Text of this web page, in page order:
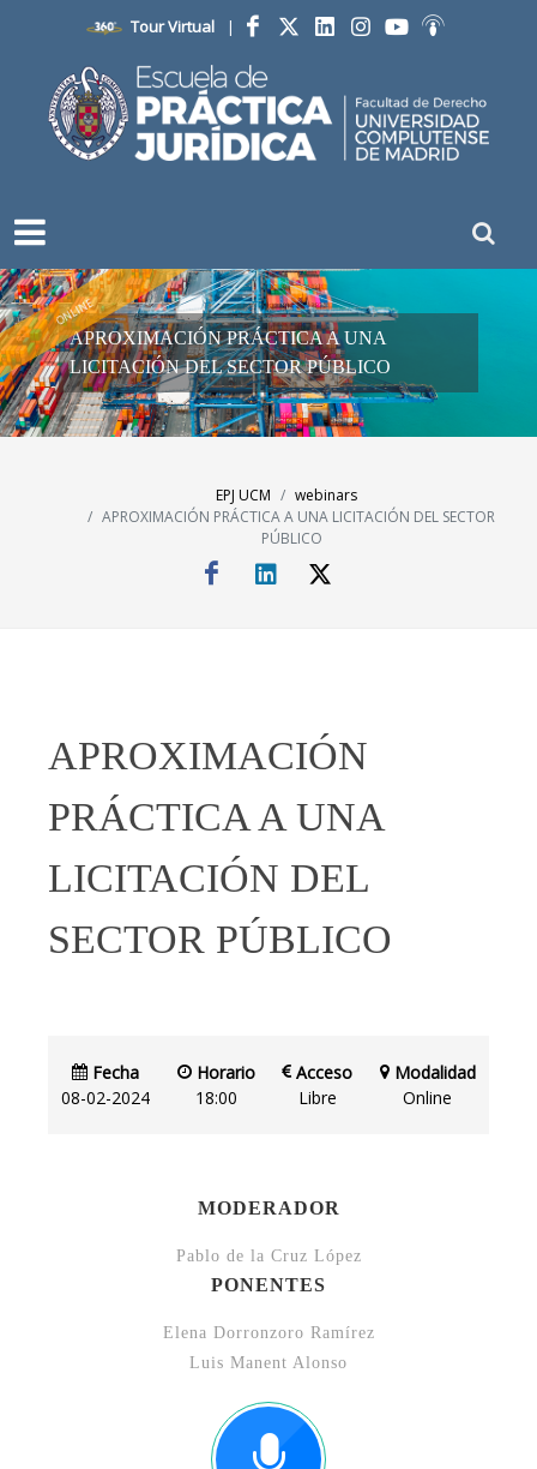
Tour Virtual |
Facebook
ONLINE
APROXIMACIÓN PRÁCTICA A UNA
LICITACIÓN DEL SECTOR PÚBLICO
EPJ UCM
webinars
APROXIMACIÓN PRÁCTICA A UNA LICITACIÓN DEL SECTOR
PÚBLICO
APROXIMACIÓN
PRÁCTICA A UNA
LICITACIÓN DEL
SECTOR PÚBLICO
Fecha
08-02-2024
Horario
18:00
Acceso
Libre
Modalidad
Online
MODERADOR
Pablo de la Cruz López
PONENTES
Elena Dorronzoro Ramírez
Luis Manent Alonso